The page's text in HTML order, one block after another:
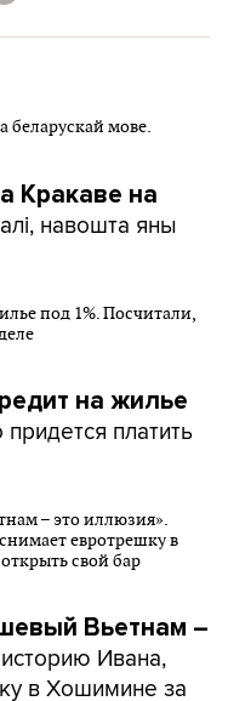
Кракаве на
навошта яны
на жилье
платить
Вьетнам –
Ивана,
в Хошимине за